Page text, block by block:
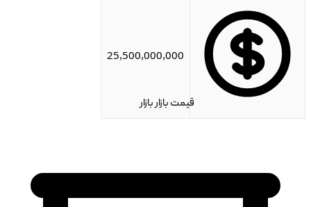
قیمت بازاربازار
25,500,000,000